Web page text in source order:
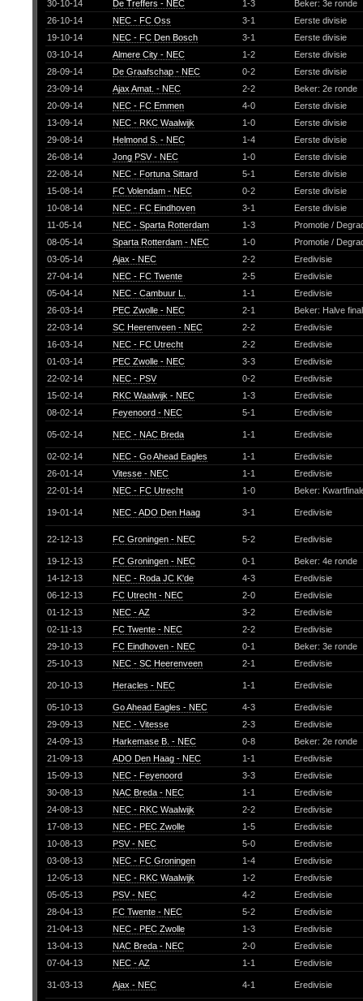
30-10-14 De Treffers - NEC 1-3
Beker: 3e ronde
26-10-14
NEC - FC Oss 3-1
Eerste divisie
19-10-14
NEC - FC Den Bosch 3-1
Eerste divisie
03-10-14
Almere City - NEC 1-2
Eerste divisie
28-09-14
De Graafschap - NEC 0-2
Eerste divisie
23-09-14
Ajax Amat. - NEC 2-2
Beker: 2e ronde
20-09-14
NEC - FC Emmen 4-0
Eerste divisie
13-09-14
NEC - RKC Waalwijk 1-0
Eerste divisie
29-08-14
Helmond S. - NEC 1-4
Eerste divisie
26-08-14
Jong PSV - NEC 1-0
Eerste divisie
22-08-14
NEC - Fortuna Sittard 5-1
Eerste divisie
15-08-14
FC Volendam - NEC 0-2
Eerste divisie
10-08-14
NEC - FC Eindhoven 3-1
Eerste divisie
11-05-14
NEC - Sparta Rotterdam 1-3
Promotie /
08-05-14
Sparta Rotterdam - NEC 1-0
Promotie /
03-05-14
Ajax - NEC 2-2
Eredivisie
27-04-14
NEC - FC Twente 2-5
Eredivisie
05-04-14
NEC - Cambuur L. 1-1
Eredivisie
26-03-14
PEC Zwolle - NEC 2-1
Beker: Halve
22-03-14
SC Heerenveen - NEC 2-2
Eredivisie
16-03-14
NEC - FC Utrecht 2-2
Eredivisie
01-03-14
PEC Zwolle - NEC 3-3
Eredivisie
22-02-14
NEC - PSV 0-2
Eredivisie
15-02-14
RKC Waalwijk - NEC 1-3
Eredivisie
08-02-14
Feyenoord - NEC 5-1 Eredivisie
05-02-14 NEC - NAC Breda 1-1 Eredivisie
02-02-14 NEC - Go Ahead Eagles 1-1
Eredivisie
26-01-14
Vitesse - NEC 1-1
Eredivisie
22-01-14
NEC - FC Utrecht 1-0 Beker:
19-01-14 NEC - ADO Den Haag 3-1 Eredivisie
22-12-13 FC Groningen - NEC 5-2 Eredivisie
19-12-13 FC Groningen - NEC 0-1
Beker: 4e ronde
14-12-13
NEC - Roda JC K'de 4-3
Eredivisie
06-12-13
FC Utrecht - NEC 2-0
Eredivisie
01-12-13
NEC - AZ 3-2
Eredivisie
02-11-13
FC Twente - NEC 2-2
Eredivisie
29-10-13
FC Eindhoven - NEC 0-1
Beker: 3e ronde
25-10-13
NEC - SC Heerenveen 2-1 Eredivisie
20-10-13 Heracles - NEC 1-1 Eredivisie
05-10-13 Go Ahead Eagles - NEC 4-3
Eredivisie
29-09-13
NEC - Vitesse 2-3
Eredivisie
24-09-13
Harkemase B. - NEC 0-8
Beker: 2e ronde
21-09-13
ADO Den Haag - NEC 1-1
Eredivisie
15-09-13
NEC - Feyenoord 3-3
Eredivisie
30-08-13
NAC Breda - NEC 1-1
Eredivisie
24-08-13
NEC - RKC Waalwijk 2-2
Eredivisie
17-08-13
NEC - PEC Zwolle 1-5
Eredivisie
10-08-13
PSV - NEC 5-0
Eredivisie
03-08-13
NEC - FC Groningen 1-4
Eredivisie
12-05-13
NEC - RKC Waalwijk 1-2
Eredivisie
05-05-13
PSV - NEC 4-2
Eredivisie
28-04-13
FC Twente - NEC 5-2
Eredivisie
21-04-13
NEC - PEC Zwolle 1-3
Eredivisie
13-04-13
NAC Breda - NEC 2-0
Eredivisie
07-04-13
NEC - AZ 1-1 Eredivisie
31-03-13 Ajax - NEC 4-1 Eredivisie